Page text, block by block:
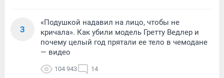
3
«Подушкой надавил на лицо, чтобы не
кричала». Как убили модель Гретту Ведлер и
почему целый год прятали ее тело в чемодане
— видео
104 943 14